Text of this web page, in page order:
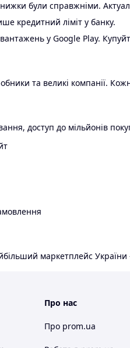
були справжніми.
кредитний ліміт у банку.
у Google Play.
та великі компанії.
доступ до мільйонів
маркетплейс
Про нас
Про prom.ua